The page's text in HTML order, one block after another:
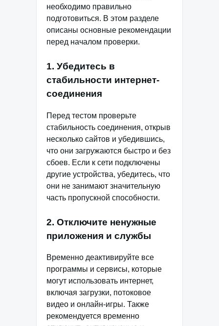
необходимо правильно
подготовиться. В этом разделе
описаны основные рекомендации
перед началом проверки.
1. Убедитесь в
стабильности интернет-
соединения
Перед тестом проверьте
стабильность соединения, открыв
несколько сайтов и убедившись,
что они загружаются быстро и без
сбоев. Если к сети подключены
другие устройства, убедитесь, что
они не занимают значительную
часть пропускной способности.
2. Отключите ненужные
приложения и службы
Временно деактивируйте все
программы и сервисы, которые
могут использовать интернет,
включая загрузки, потоковое
видео и онлайн-игры. Также
рекомендуется временно